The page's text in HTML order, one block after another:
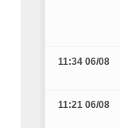
11:34 06/08
11:21 06/08